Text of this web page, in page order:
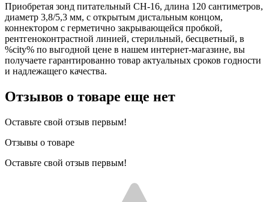
Приобретая зонд питательный CH-16, длина 120 сантиметров,
диаметр 3,8/5,3 мм, с открытым дистальным концом,
коннектором с герметично закрывающейся пробкой,
рентгеноконтрастной линией, стерильный, бесцветный, в
%city% по выгодной цене в нашем интернет-магазине, вы
получаете гарантированно товар актуальных сроков годности
и надлежащего качества.
Отзывов о товаре еще нет
Оставьте свой отзыв первым!
Отзывы о товаре
Оставьте свой отзыв первым!